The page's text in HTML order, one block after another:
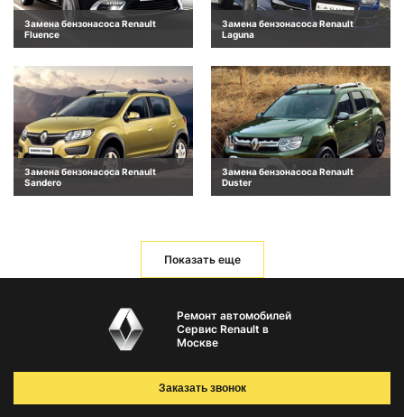
Замена бензонасоса Renault
Fluence
Замена бензонасоса Renault
Laguna
Замена бензонасоса Renault
Sandero
Замена бензонасоса Renault
Duster
Показать еще
Ремонт автомобилей
Сервис Renault в
Москве
Заказать звонок